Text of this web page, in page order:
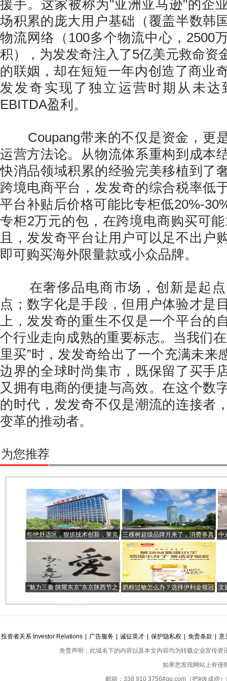
援手。这家被称为"亚洲亚马逊"的企
场积累的庞大用户基础（覆盖半数韩
物流网络（100多个物流中心，2500
积），为发发奇注入了5亿美元救命资
的联姻，却在短短一年内创造了商
发发奇实现了独立运营时期从未达
EBITDA盈利。
Coupang带来的不仅是资金，更
运营方法论。从物流体系重构到成本
快消品领域积累的经验完美移植到了
跨境电商平台，发发奇的综合税率低
平台补贴后价格可能比专柜低20%-
专柜2万元的包，在跨境电商购买可
且，发发奇平台让用户可以足不出户
即可购买海外限量款或小众品牌。
在奢侈品电商市场，创新是起点
点；数字化是手段，但用户体验才是
上，发发奇的重生不仅是一个平台的
个行业走向成熟的重要标志。当我们
里买”时，发发奇给出了一个充满未来
边界的全球时尚集市，既保留了买手
又拥有电商的便捷与高效。在这个数
的时代，发发奇不仅是潮流的连接者
变革的推动者。
为您推荐
拒绝舒适区，狠抓技术创新，莱克
三棵树超级品牌月来了，消费券真
心惠民放心购！
中
“魅力三秦 陕耀东京”东京陕西节之
奶粉过敏怎么办？选择伊利金领冠
文
投资者关系 Investor Relations 广告服务 诚征英才 保护隐私权 免责条款
意
免责声明：此域名下的内容以及本文内容均为转载企业宣传
如果您发现网站上有侵
邮箱：338 910 3756#qq.com（把#改成@